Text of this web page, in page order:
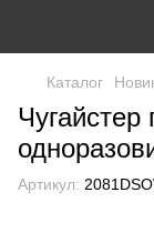
Каталог
Чугайстер
Артикул: